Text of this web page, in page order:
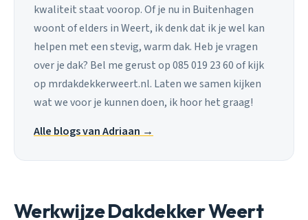
kwaliteit staat voorop. Of je nu in Buitenhagen
woont of elders in Weert, ik denk dat ik je wel kan
helpen met een stevig, warm dak. Heb je vragen
over je dak? Bel me gerust op 085 019 23 60 of kijk
op mrdakdekkerweert.nl. Laten we samen kijken
wat we voor je kunnen doen, ik hoor het graag!
Alle blogs van Adriaan →
Werkwijze Dakdekker Weert